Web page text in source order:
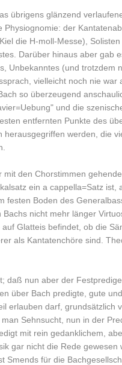
übrigens glänzend
Physiognomie: der
die H-moll-Messe),
Darüber hinaus aber gab
Unbekanntes (und trotzdem
vielleicht noch nie war
so überzeugend
und die
entfernten Punkte des
werden, die
den Chorstimmen
ein a cappella=Satz ist,
festen Boden des
nicht mehr länger
Glatteis befindet, ob die
als Kantatenchöre sind.
daß nun aber der
über Bach predigte, gute und
erlauben darf, grundsätzlich
Sehnsucht, nun in der
mit rein gedanklichem,
gar nicht die Rede gewesen
Smends für die